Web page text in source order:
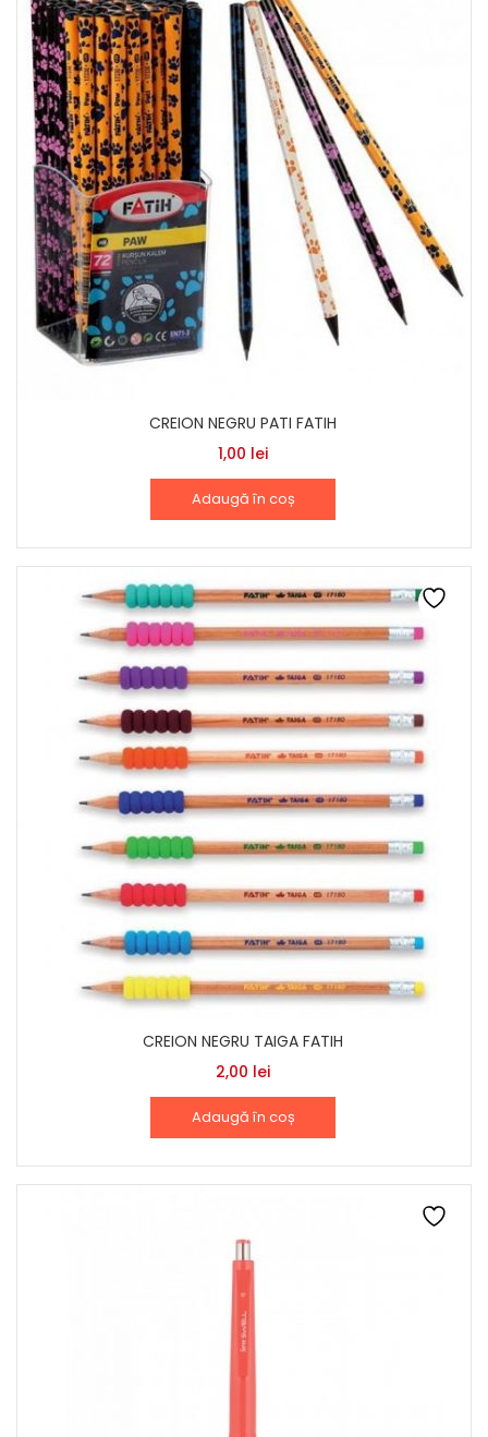
CREION NEGRU PATI FATIH
1,00 lei
Adaugă în coș
CREION NEGRU TAIGA FATIH
2,00 lei
Adaugă în coș